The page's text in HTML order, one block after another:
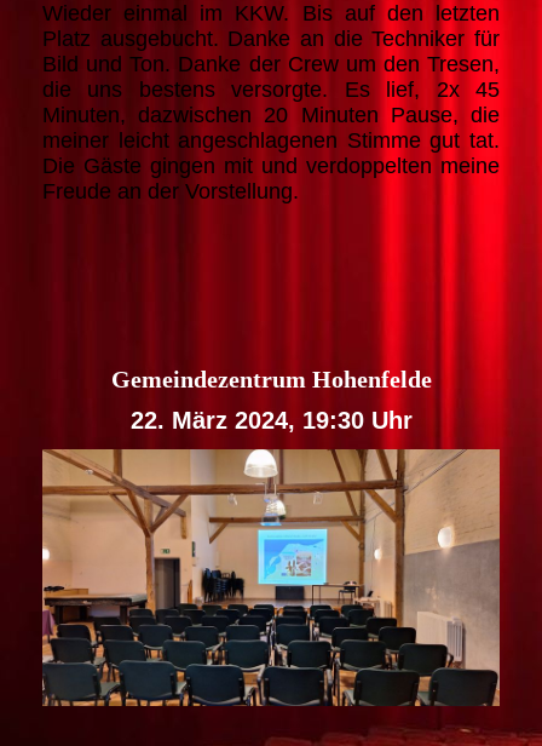
Wieder einmal im KKW. Bis auf den letzten
Platz ausgebucht. Danke an die Techniker für
Bild und Ton. Danke der Crew um den Tresen,
die uns bestens versorgte. Es lief, 2x 45
Minuten, dazwischen 20 Minuten Pause, die
meiner leicht angeschlagenen Stimme gut tat.
Die Gäste gingen mit und verdoppelten meine
Freude an der Vorstellung.
Gemeindezentrum Hohenfelde
22. März 2024, 19:30 Uhr